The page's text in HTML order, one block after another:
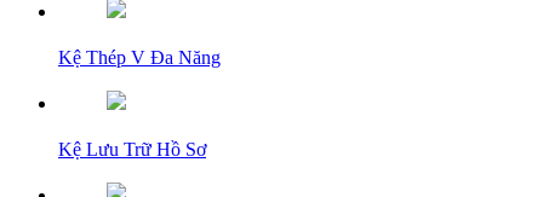
Kệ Thép V Đa Năng
Kệ Lưu Trữ Hồ Sơ